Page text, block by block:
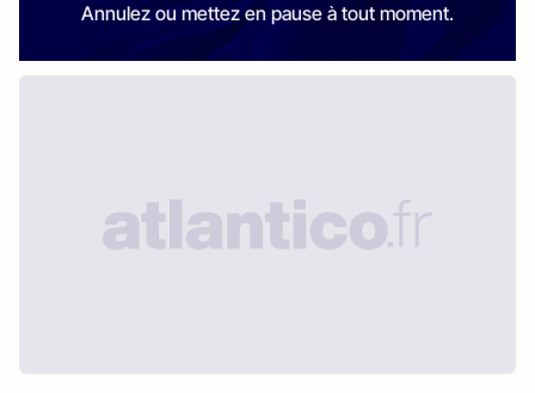
Annulez ou mettez en pause à tout moment.